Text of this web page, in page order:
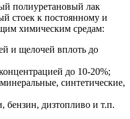
полиуретановый лак
стоек к постоянному и
химическим средам:
и щелочей вплоть до
до 10-20%;
синтетические,
бензин, дизтопливо и т.п.